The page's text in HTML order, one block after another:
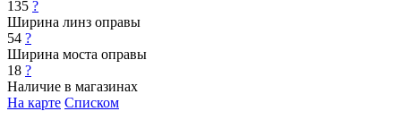
135 ?
Ширина линз оправы
54 ?
Ширина моста оправы
18 ?
Наличие в магазинах
На карте Списком